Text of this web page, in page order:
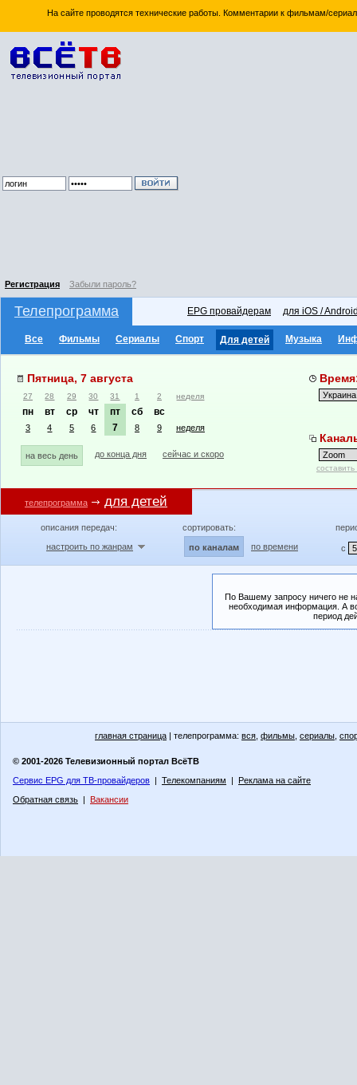
На сайте проводятся технические работы. Комментарии к фильмам/
Регистрация Забыли пароль?
Телепрограмма EPG провайдерам для iOS /
Все Фильмы Сериалы Спорт Для детей Музыка
Пятница, 7 августа
27 28 29 30 31 1 2 неделя
пн вт ср чт пт сб вс
3 4 5 6 7 8 9 неделя
на весь день до конца дня сейчас и скоро
телепрограмма для детей
описания передач:
настроить по жанрам
сортировать:
по каналам по времени с
По Вашему запросу ничего не
необходимая информация. А
период
главная страница | телепрограмма: вся фильмы сериалы
© 2001-2026 Телевизионный портал ВсёТВ
Сервис EPG для ТВ-провайдеров | Телекомпаниям | Реклама на сайте
Обратная связь | Вакансии